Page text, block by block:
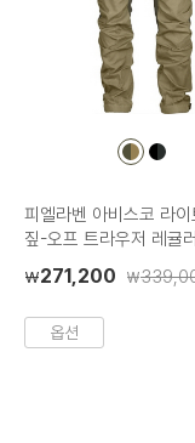
컬
컬
피엘라벤 아비스코 라이
짚-오프 트라우저 레귤
₩271,200 ₩
옵션